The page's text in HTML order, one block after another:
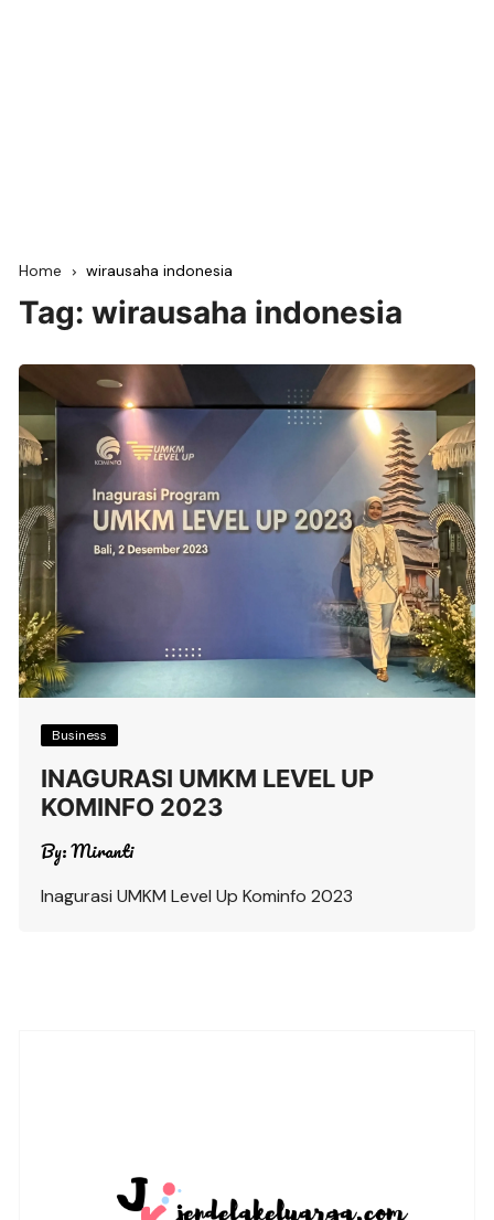
Home wirausaha indonesia
Tag:wirausaha indonesia
Business
INAGURASI UMKM LEVEL UP
KOMINFO 2023
By:Miranti
Inagurasi UMKM Level Up Kominfo 2023